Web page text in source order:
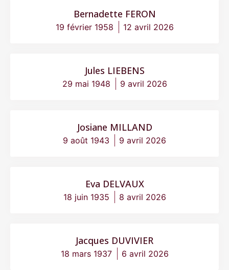
Bernadette FERON
19 février 1958 12 avril 2026
Jules LIEBENS
29 mai 1948 9 avril 2026
Josiane MILLAND
9 août 1943 9 avril 2026
Eva DELVAUX
18 juin 1935 8 avril 2026
Jacques DUVIVIER
18 mars 1937 6 avril 2026